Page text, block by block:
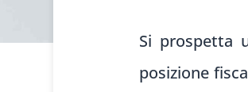
Si prospetta
posizione